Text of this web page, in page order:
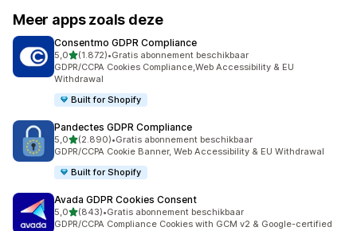
Meer apps zoals deze
Consentmo GDPR Compliance
5,0van 5 sterren
(1.872)
1872 recensies in totaal
•Gratis abonnement beschikbaar
GDPR/CCPA Cookies Compliance,Web Accessibility & EU
Withdrawal
Built for Shopify
Pandectes GDPR Compliance
5,0van 5 sterren
(2.890)
2890 recensies in totaal
•Gratis abonnement beschikbaar
GDPR/CCPA Cookie Banner, Web Accessibility & EU Withdrawal
Built for Shopify
Avada GDPR Cookies Consent
5,0van 5 sterren
(843)
843 recensies in totaal
•Gratis abonnement beschikbaar
GDPR/CCPA Compliance Cookies with GCM v2 & Google-certified